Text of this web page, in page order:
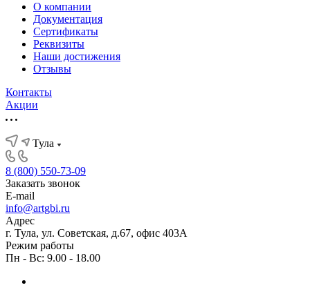
О компании
Документация
Сертификаты
Реквизиты
Наши достижения
Отзывы
Контакты
Акции
Тула
8 (800) 550-73-09
Заказать звонок
E-mail
info@artgbi.ru
Адрес
г. Тула, ул. Советская, д.67, офис 403А
Режим работы
Пн - Вс: 9.00 - 18.00